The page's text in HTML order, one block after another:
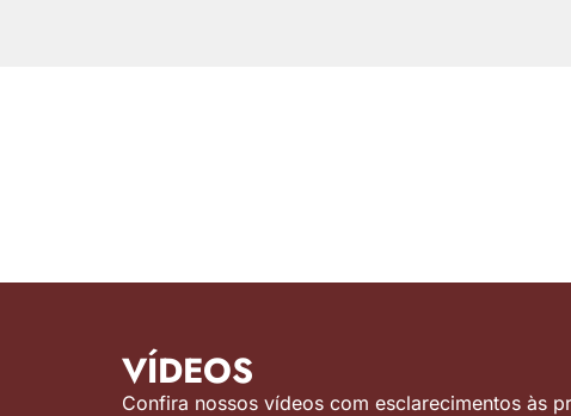
VÍDEOS
Confira nossos vídeos com esclarecimentos às